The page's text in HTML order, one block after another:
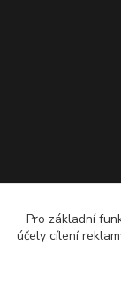
Pro základní
účely cílení